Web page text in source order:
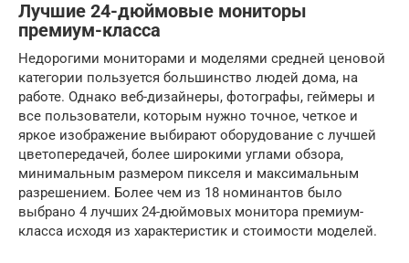
Лучшие 24-дюймовые мониторы
премиум-класса
Недорогими мониторами и моделями средней ценовой
категории пользуется большинство людей дома, на
работе. Однако веб-дизайнеры, фотографы, геймеры и
все пользователи, которым нужно точное, четкое и
яркое изображение выбирают оборудование с лучшей
цветопередачей, более широкими углами обзора,
минимальным размером пикселя и максимальным
разрешением. Более чем из 18 номинантов было
выбрано 4 лучших 24-дюймовых монитора премиум-
класса исходя из характеристик и стоимости моделей.